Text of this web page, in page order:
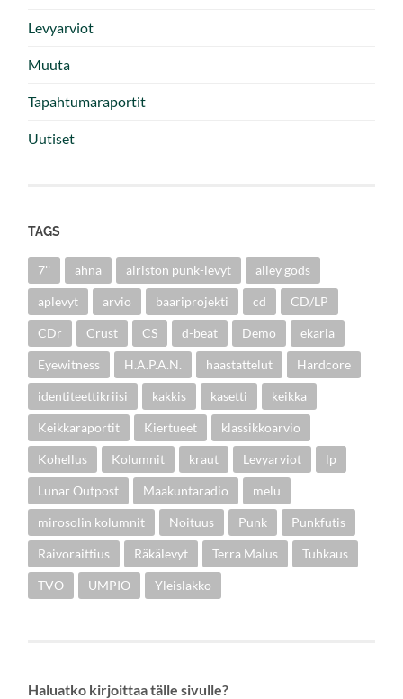
Levyarviot
Muuta
Tapahtumaraportit
Uutiset
TAGS
7'' ahna airiston punk-levyt alley gods
aplevyt arvio baariprojekti cd CD/LP
CDr Crust CS d-beat Demo ekaria
Eyewitness H.A.P.A.N. haastattelut Hardcore
identiteettikriisi kakkis kasetti keikka
Keikkaraportit Kiertueet klassikkoarvio
Kohellus Kolumnit kraut Levyarviot lp
Lunar Outpost Maakuntaradio melu
mirosolin kolumnit Noituus Punk Punkfutis
Raivoraittius Räkälevyt Terra Malus Tuhkaus
TVO UMPIO Yleislakko
Haluatko kirjoittaa tälle sivulle?